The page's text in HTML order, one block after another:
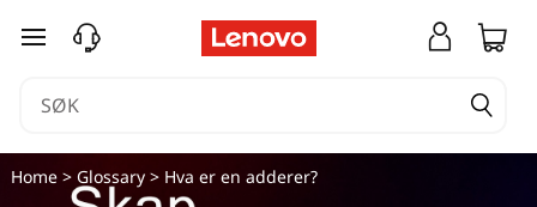
H
e
gå til hovedinnhold
Home> Glossary> Hva er en adderer?